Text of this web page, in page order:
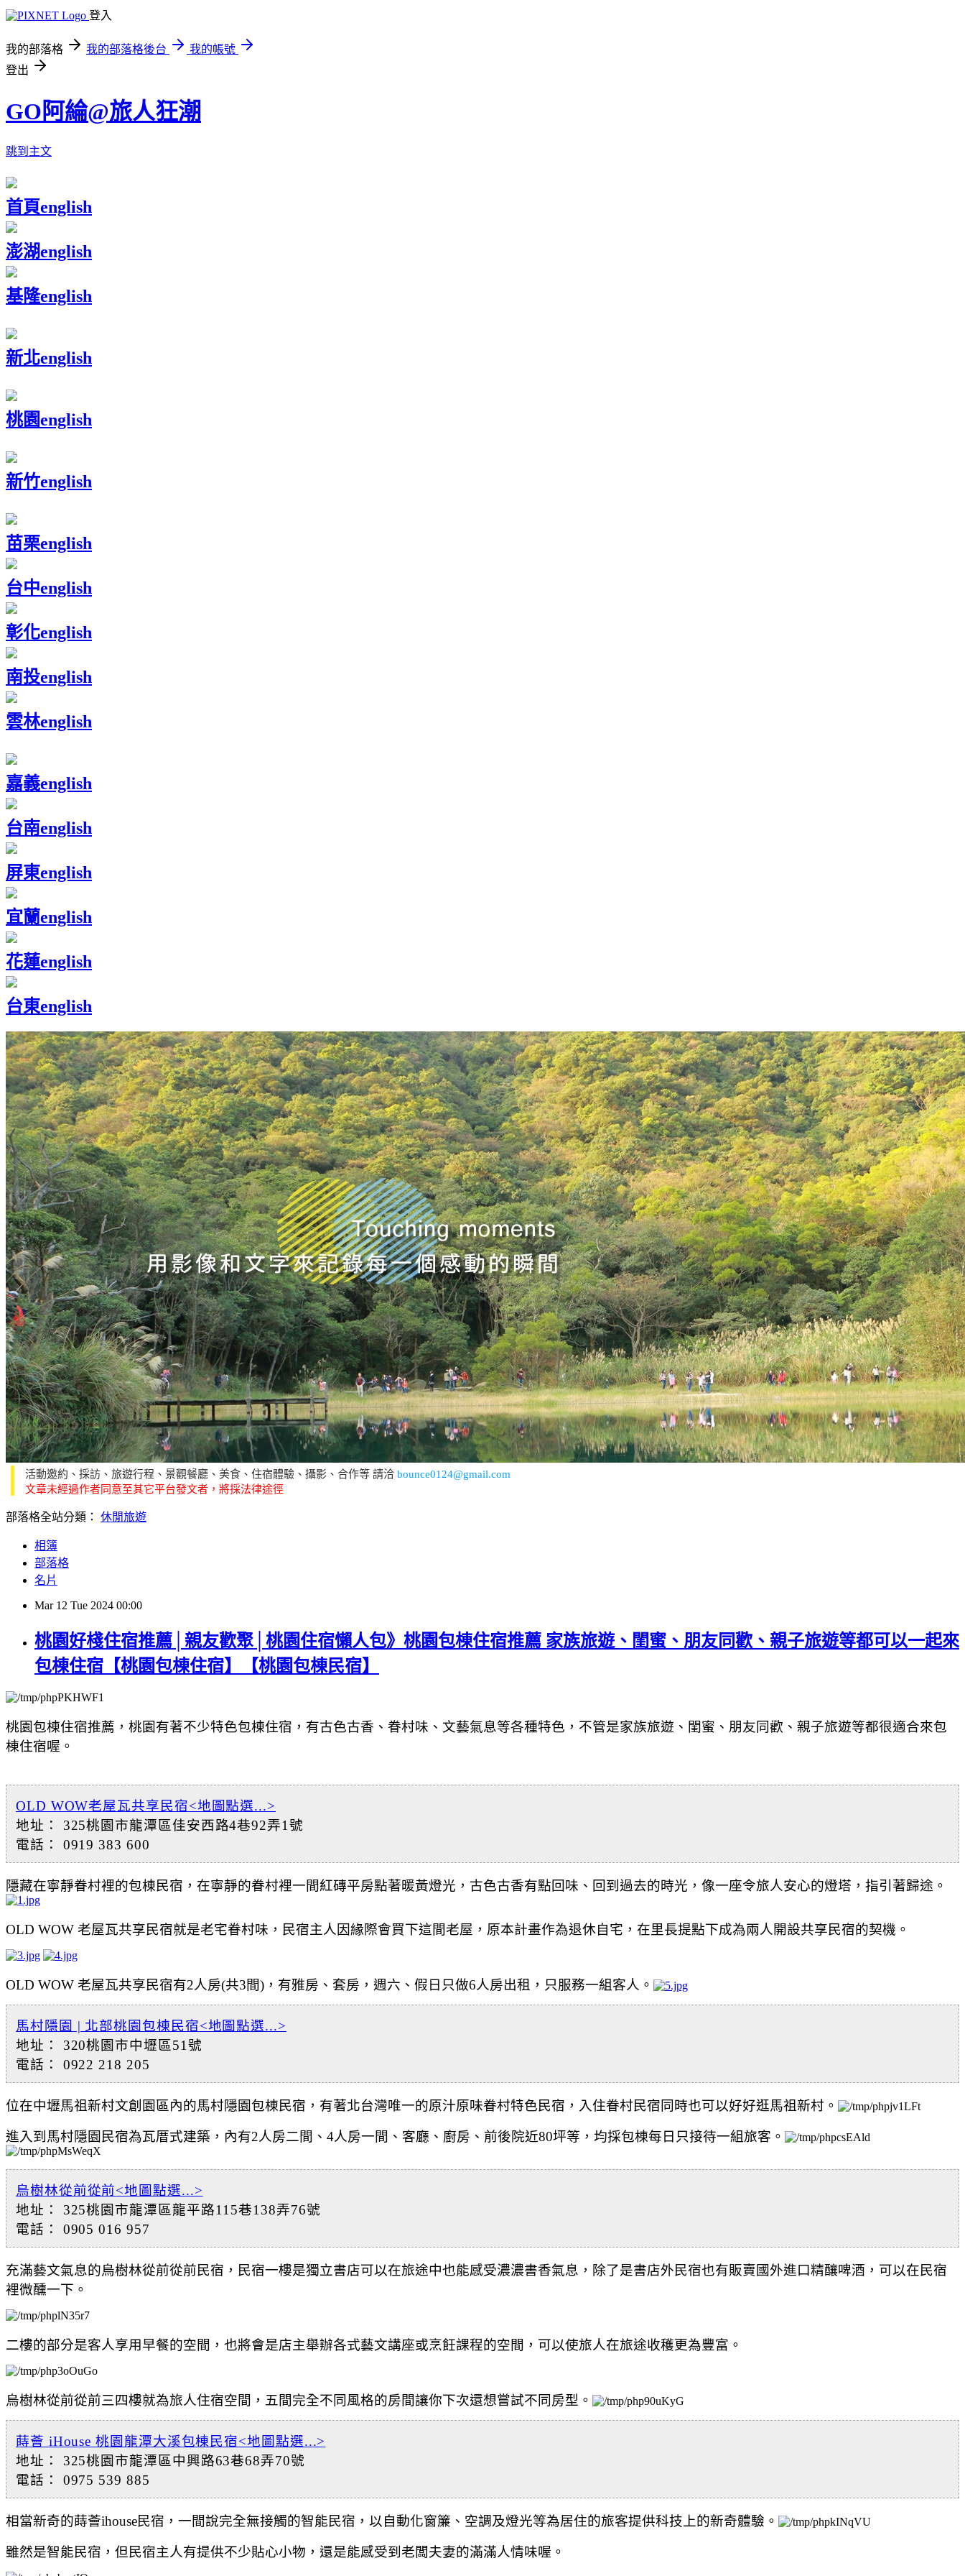
登入
我的部落格 我的部落格後台
我的帳號
登出
GO阿綸@旅人狂潮
跳到主文
首頁english
澎湖english
基隆english
新北english
桃園english
新竹english
苗栗english
台中english
彰化english
南投english
雲林english
嘉義english
台南english
屏東english
宜蘭english
花蓮english
台東english
活動邀約、採訪、旅遊行程、景觀餐廳、美食、住宿體驗、攝影、合作等 請洽 bounce0124@gmail.com
文章未經過作者同意至其它平台發文者，將採法律途徑
部落格全站分類： 休閒旅遊
相簿
部落格
名片
Mar 12 Tue 2024 00:00
桃園好棧住宿推薦│親友歡聚│桃園住宿懶人包》桃園包棟住宿推薦 家族旅遊、閨蜜、朋友同歡、親子旅遊等都可以一起來
包棟住宿【桃園包棟住宿】【桃園包棟民宿】
桃園包棟住宿推薦，桃園有著不少特色包棟住宿，有古色古香、眷村味、文藝氣息等各種特色 ，不管是家族旅遊、閨蜜、朋友同歡、親子旅遊等都很適合來包
棟住宿喔。
OLD WOW老屋瓦共享民宿<地圖點選...>
地址： 325桃園市龍潭區佳安西路4巷92弄1號
電話： 0919 383 600
隱藏在寧靜眷村裡的包棟民宿，在寧靜的眷村裡一間紅磚平房點著暖黃燈光，古色古香有點回味、回到過去的時光， 像一座令旅人安心的燈塔，指引著歸途。
OLD WOW 老屋瓦共享民宿就是老宅眷村味，民宿主人因緣際會買下這間老屋，原本計畫作為退休自宅，在里長提點下成為兩人開設共享民宿的契機。
OLD WOW 老屋瓦共享民宿有2人房(共3間)，有雅房、套房， 週六、假日只做6人房出租，只服務一組客人。
馬村隱園 | 北部桃園包棟民宿<地圖點選...>
地址： 320桃園市中壢區51號
電話： 0922 218 205
位在中壢馬祖新村文創園區內的馬村隱園包棟民宿，有著北台灣唯一的原汁原味眷村特色民宿，入住眷村民宿同時也可以好好逛馬祖新村。
進入到馬村隱園 民宿為瓦厝式建築， 內有2人房二間、4人房一間、客廳、廚房、前後院近80坪等， 均採包棟每日只接待一組旅客。
烏樹林從前從前<地圖點選...>
地址： 325桃園市龍潭區龍平路115巷138弄76號
電話： 0905 016 957
充滿藝文氣息的烏樹林從前從前民宿，民宿一樓是獨立書店可以在旅途中也能感受濃濃書香氣息，除了是書店外民宿也有販賣國外進口精釀啤酒，可以在民宿
裡微醺一下。
二樓的部分是客人享用早餐的空間，也將會是店主舉辦各式藝文講座或烹飪課程的空間，可以使旅人在旅途收穫更為豐富。
烏樹林從前從前三四樓就為旅人住宿空間， 五間完全不同風格的房間讓你下次還想嘗試不同房型。
蒔薈 iHouse 桃園龍潭大溪包棟民宿<地圖點選...>
地址： 325桃園市龍潭區中興路63巷68弄70號
電話： 0975 539 885
相當新奇的蒔薈ihouse民宿，一間說完全無接觸的智能民宿， 以自動化窗簾、空調及燈光等為居住的旅客提供科技上的新奇體驗。
雖然是智能民宿，但民宿主人有提供不少貼心小物， 還是能感受到老闆夫妻的滿滿人情味喔。